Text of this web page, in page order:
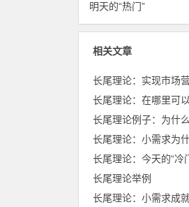
明天的“热门”
相关文章
长尾理论：实现市场
长尾理论：在哪里可
长尾理论例子：为什
长尾理论：小需求为
长尾理论：今天的“冷
长尾理论举例
长尾理论：小需求成